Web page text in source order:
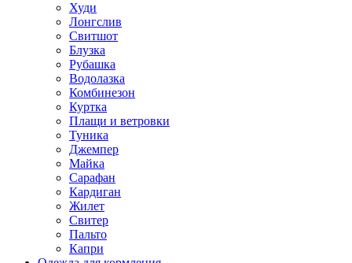
Худи
Лонгслив
Свитшот
Блузка
Рубашка
Водолазка
Комбинезон
Куртка
Плащи и ветровки
Туника
Джемпер
Майка
Сарафан
Кардиган
Жилет
Свитер
Пальто
Капри